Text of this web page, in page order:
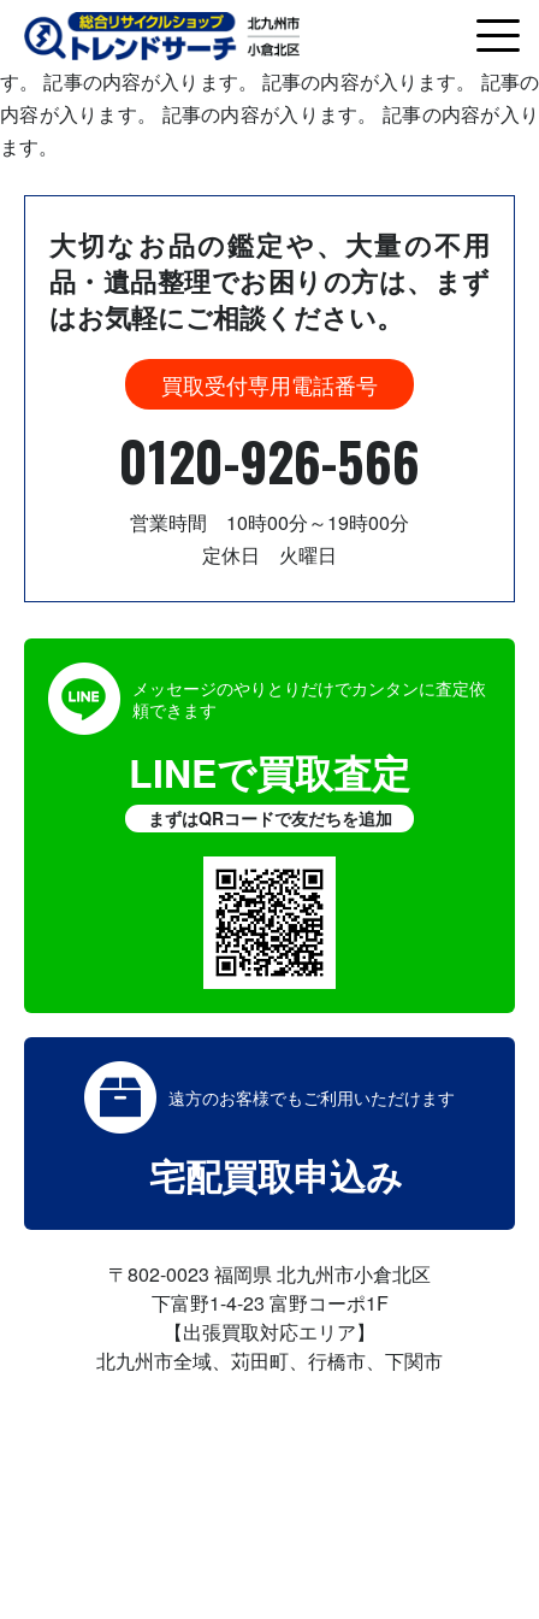
記事の内容が入ります。 記事の内容が入ります。 記事の内容
が入ります。 記事の内容が入ります。 記事の内容が入りま
す。 記事の内容が入ります。 記事の内容が入ります。 記事の
内容が入ります。 記事の内容が入ります。 記事の内容が入り
ます。
大切なお品の鑑定や、大量の不用
品・遺品整理でお困りの方は、
まず
はお気軽にご相談ください。
買取受付専用電話番号
0120-926-566
営業時間 10時00分～19時00分
定休日 火曜日
メッセージのやりとりだけでカンタンに査定依
頼できます
LINEで買取査定
まずはQRコードで友だちを追加
遠方のお客様でもご利用いただけます
宅配買取申込み
〒802-0023 福岡県 北九州市小倉北区
下富野1-4-23 富野コーポ1F
【出張買取対応エリア】
北九州市全域、苅田町、行橋市、下関市